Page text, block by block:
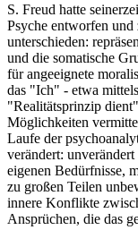
S. Freud hatte
Psyche entworfen
unterschieden:
und die somatische
für angeeignete
das "Ich" - etwa
"Realitätsprinzip
Möglichkeiten
Laufe der
verändert:
eigenen Bedürfnisse,
zu großen Teilen
innere Konflikte
Ansprüchen, die das